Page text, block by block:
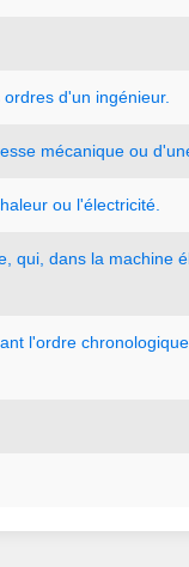
ordres d'un ingénieur.
mécanique ou d'
ou l'électricité.
qui dans la machine
l'ordre chronologique